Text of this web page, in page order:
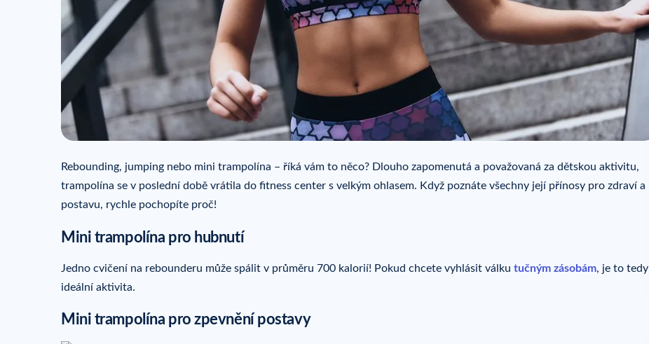
Rebounding, jumping nebo mini trampolína – říká vám to něco? Dlouho zapomenutá a považovaná za dětskou aktivitu,
trampolína se v poslední době vrátila do fitness center s velkým ohlasem. Když poznáte všechny její přínosy pro zdraví a
postavu, rychle pochopíte proč!
Mini trampolína pro hubnutí
Jedno cvičení na rebounderu může spálit v průměru 700 kalorií! Pokud chcete vyhlásit válku tučným zásobám, je to tedy
ideální aktivita.
Mini trampolína pro zpevnění postavy